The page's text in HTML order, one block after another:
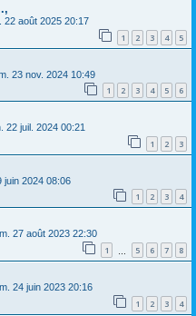
22 août 2025 20:17
1 2 3 4 5
23 nov. 2024 10:49
1 2 3 4 5 6
22 juil. 2024 00:21
1 2 3
juin 2024 08:06
1 2 3 4
27 août 2023 22:30
1 5 6 7 8
24 juin 2023 20:16
1 2 3 4